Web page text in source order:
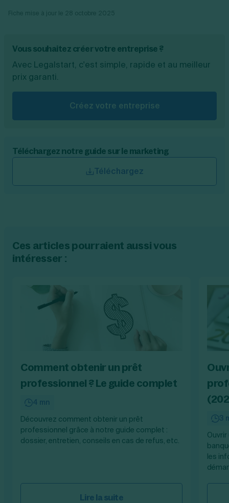
Vous souhaitez créer votre entreprise ?
Avec Legalstart, c'est simple, rapide et au meilleur
prix garanti.
Créez votre entreprise
Téléchargez notre guide sur le marketing
Téléchargez
Ces articles pourraient aussi vous
intéresser :
Comment obtenir un prêt
professionnel ? Le guide complet
4 mn
Découvrez comment obtenir un prêt
professionnel grâce à notre guide complet :
dossier, entretien, conseils en cas de refus, etc.
Lire la suite
3
les